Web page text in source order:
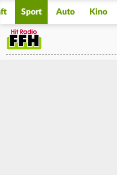
Sport Auto Kino